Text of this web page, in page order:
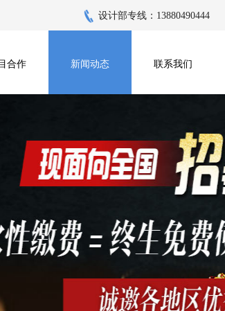
设计部专线：13880490444
合作 新闻动态 联系我们